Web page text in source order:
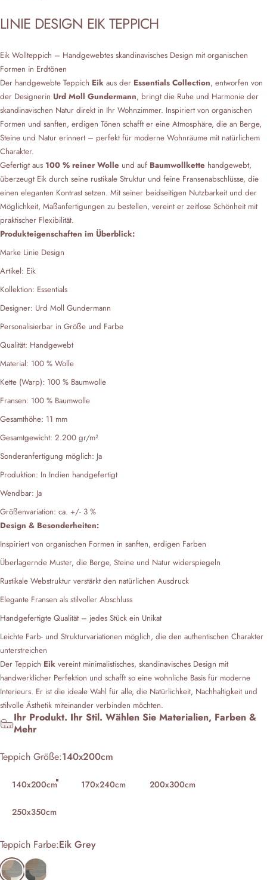
LINIE DESIGN EIK TEPPICH
Eik Wollteppich – Handgewebtes skandinavisches Design mit organischen
Formen in Erdtönen
Der handgewebte Teppich Eik aus der Essentials Collection, entworfen von
der Designerin Urd Moll Gundermann, bringt die Ruhe und Harmonie der
skandinavischen Natur direkt in Ihr Wohnzimmer. Inspiriert von organischen
Formen und sanften, erdigen Tönen schafft er eine Atmosphäre, die an Berge,
Steine und Natur erinnert – perfekt für moderne Wohnräume mit natürlichem
Charakter.
Gefertigt aus 100 % reiner Wolle und auf Baumwollkette handgewebt,
überzeugt Eik durch seine rustikale Struktur und feine Fransenabschlüsse, die
einen eleganten Kontrast setzen. Mit seiner beidseitigen Nutzbarkeit und der
Möglichkeit, Maßanfertigungen zu bestellen, vereint er zeitlose Schönheit mit
praktischer Flexibilität.
Produkteigenschaften im Überblick:
Marke Linie Design
Artikel: Eik
Kollektion: Essentials
Designer: Urd Moll Gundermann
Personalisierbar in Größe und Farbe
Qualität: Handgewebt
Material: 100 % Wolle
Kette (Warp): 100 % Baumwolle
Fransen: 100 % Baumwolle
Gesamthöhe: 11 mm
Gesamtgewicht: 2.200 gr/m²
Sonderanfertigung möglich: Ja
Produktion: In Indien handgefertigt
Wendbar: Ja
Größenvariation: ca. +/- 3 %
Design & Besonderheiten:
Inspiriert von organischen Formen in sanften, erdigen Farben
Überlagernde Muster, die Berge, Steine und Natur widerspiegeln
Rustikale Webstruktur verstärkt den natürlichen Ausdruck
Elegante Fransen als stilvoller Abschluss
Handgefertigte Qualität – jedes Stück ein Unikat
Leichte Farb- und Strukturvariationen möglich, die den authentischen Charakter
unterstreichen
Der Teppich Eik vereint minimalistisches, skandinavisches Design mit
handwerklicher Perfektion und schafft so eine wohnliche Basis für moderne
Interieurs. Er ist die ideale Wahl für alle, die Natürlichkeit, Nachhaltigkeit und
stilvolle Ästhetik miteinander verbinden möchten.
Ihr Produkt. Ihr Stil. Wählen Sie Materialien, Farben &
Mehr
Teppich Größe
Teppich Größe:140x200cm
140x200cm 170x240cm 200x300cm
250x350cm
Teppich Farbe
Teppich Farbe:Eik Grey
Eik GreyEik Characoal